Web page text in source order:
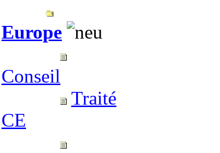
Europe
Conseil
Traité
CE